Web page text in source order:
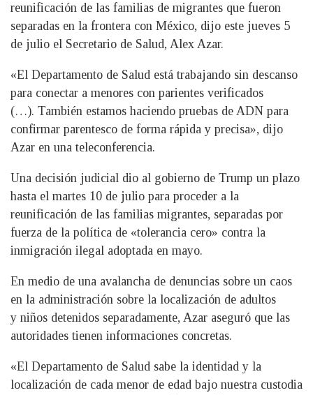
reunificación de las familias de migrantes que fueron
separadas en la frontera con México, dijo este jueves 5
de julio el Secretario de Salud, Alex Azar.
«El Departamento de Salud está trabajando sin descanso
para conectar a menores con parientes verificados
(…). También estamos haciendo pruebas de ADN para
confirmar parentesco de forma rápida y precisa», dijo
Azar en una teleconferencia.
Una decisión judicial dio al gobierno de Trump un plazo
hasta el martes 10 de julio para proceder a la
reunificación de las familias migrantes, separadas por
fuerza de la política de «tolerancia cero» contra la
inmigración ilegal adoptada en mayo.
En medio de una avalancha de denuncias sobre un caos
en la administración sobre la localización de adultos
y niños detenidos separadamente, Azar aseguró que las
autoridades tienen informaciones concretas.
«El Departamento de Salud sabe la identidad y la
localización de cada menor de edad bajo nuestra custodia